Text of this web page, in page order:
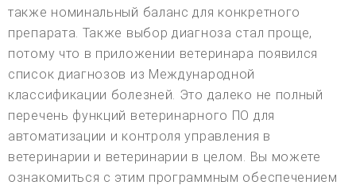
также номинальный баланс для конкретного
препарата. Также выбор диагноза стал проще,
потому что в приложении ветеринара появился
список диагнозов из Международной
классификации болезней. Это далеко не полный
перечень функций ветеринарного ПО для
автоматизации и контроля управления в
ветеринарии и ветеринарии в целом. Вы можете
ознакомиться с этим программным обеспечением